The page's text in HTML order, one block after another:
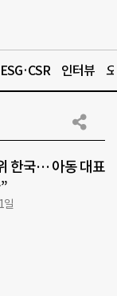
ESG·CSR 인터뷰
한국… 아동 대표
일